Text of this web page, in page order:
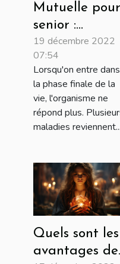
Mutuelle pour
senior :
avantages et
critère de
choix
19 décembre 2022
07:54
Lorsqu'on entre dans
la phase finale de la
vie, l'organisme ne
répond plus.
maladies reviennent...
Quels sont les
avantages de